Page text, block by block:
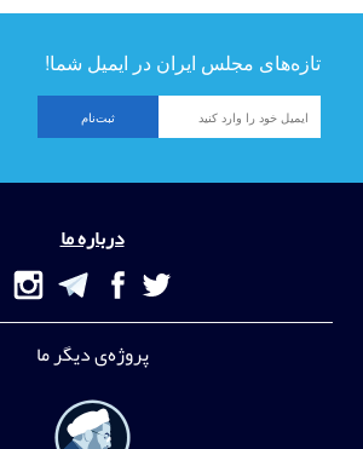
تازه‌های مجلس ایران در ایمیل شما!
درباره ما
پروژه‌ی دیگر ما